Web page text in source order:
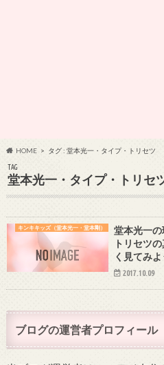
HOME タグ : 堂本光一・タイプ・トリセツ
TAG
堂本光一・タイプ・トリセ
キンキキッズ（堂本光一・堂本剛）
堂本光一
トリセツ
く見てみよ
2017.10.09
ブログの運営者プロフィール